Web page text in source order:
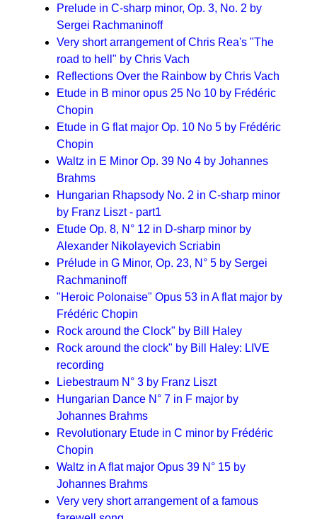
Prelude in C-sharp minor, Op. 3, No. 2 by
Sergei Rachmaninoff
Very short arrangement of Chris Rea's "The
road to hell" by Chris Vach
Reflections Over the Rainbow by Chris Vach
Etude in B minor opus 25 No 10 by Frédéric
Chopin
Etude in G flat major Op. 10 No 5 by Frédéric
Chopin
Waltz in E Minor Op. 39 No 4 by Johannes
Brahms
Hungarian Rhapsody No. 2 in C-sharp minor
by Franz Liszt - part1
Etude Op. 8, N° 12 in D-sharp minor by
Alexander Nikolayevich Scriabin
Prélude in G Minor, Op. 23, N° 5 by Sergei
Rachmaninoff
"Heroic Polonaise" Opus 53 in A flat major by
Frédéric Chopin
Rock around the Clock" by Bill Haley
Rock around the clock" by Bill Haley: LIVE
recording
Liebestraum N° 3 by Franz Liszt
Hungarian Dance N° 7 in F major by
Johannes Brahms
Revolutionary Etude in C minor by Frédéric
Chopin
Waltz in A flat major Opus 39 N° 15 by
Johannes Brahms
Very very short arrangement of a famous